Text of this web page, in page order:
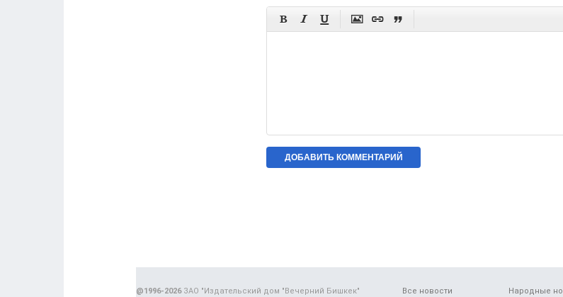
     
Все новости Народные
@1996-2026ЗАО "Издательский дом "Вечерний Бишкек"